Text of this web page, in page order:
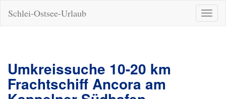
ein-/
Schlei-Ostsee-Urlaub
Umkreissuche 10-20 km
Frachtschiff Ancora am